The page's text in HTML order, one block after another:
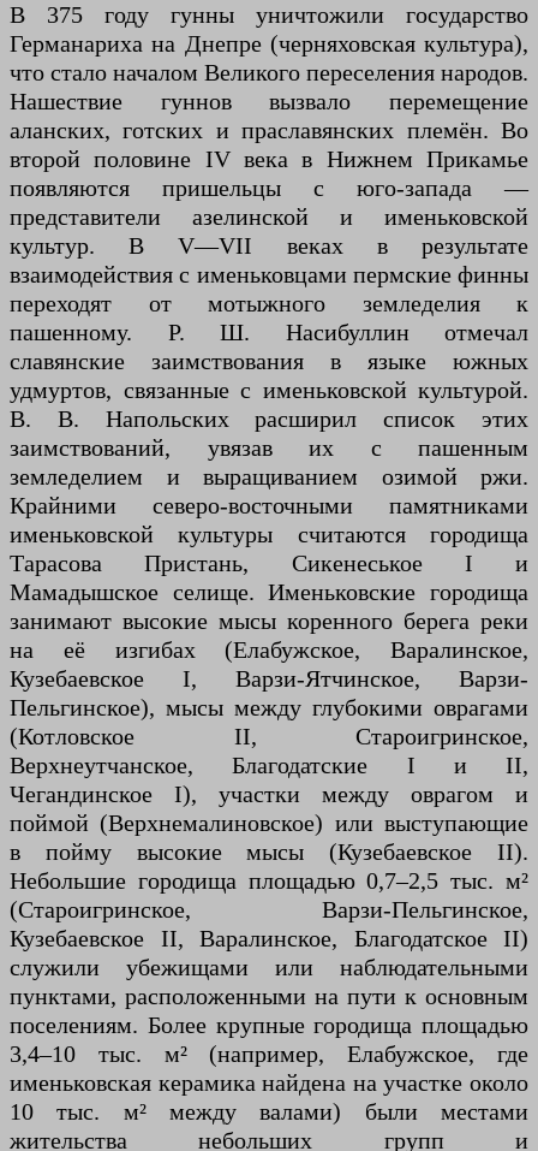
В 375 году гунны уничтожили государство
Германариха на Днепре (черняховская культура),
что стало началом Великого переселения народов.
Нашествие гуннов вызвало перемещение
аланских, готских и праславянских племён. Во
второй половине IV века в Нижнем Прикамье
появляются пришельцы с юго-запада —
представители азелинской и именьковской
культур. В V—VII веках в результате
взаимодействия с именьковцами пермские финны
переходят от мотыжного земледелия к
пашенному. Р. Ш. Насибуллин отмечал
славянские заимствования в языке южных
удмуртов, связанные с именьковской культурой.
В. В. Напольских расширил список этих
заимствований, увязав их с пашенным
земледелием и выращиванием озимой ржи.
Крайними северо-восточными памятниками
именьковской культуры считаются городища
Тарасова Пристань, Сикенеськое I и
Мамадышское селище. Именьковские городища
занимают высокие мысы коренного берега реки
на её изгибах (Елабужское, Варалинское,
Кузебаевское I, Варзи-Ятчинское, Варзи-
Пельгинское), мысы между глубокими оврагами
(Котловское II, Староигринское,
Верхнеутчанское, Благодатские I и II,
Чегандинское I), участки между оврагом и
поймой (Верхнемалиновское) или выступающие
в пойму высокие мысы (Кузебаевское II).
Небольшие городища площадью 0,7–2,5 тыс. м²
(Староигринское, Варзи-Пельгинское,
Кузебаевское II, Варалинское, Благодатское II)
служили убежищами или наблюдательными
пунктами, расположенными на пути к основным
поселениям. Более крупные городища площадью
3,4–10 тыс. м² (например, Елабужское, где
именьковская керамика найдена на участке около
10 тыс. м² между валами) были местами
жительства небольших групп и